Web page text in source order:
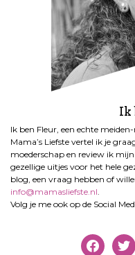
Ik
Ik ben Fleur, een echte
Mama’s Liefste vertel ik je
moederschap en review ik
gezellige uitjes voor het hele
blog, een vraag hebben of
info@mamasliefste.nl
Volg je me ook op de Social
facebooktwitter